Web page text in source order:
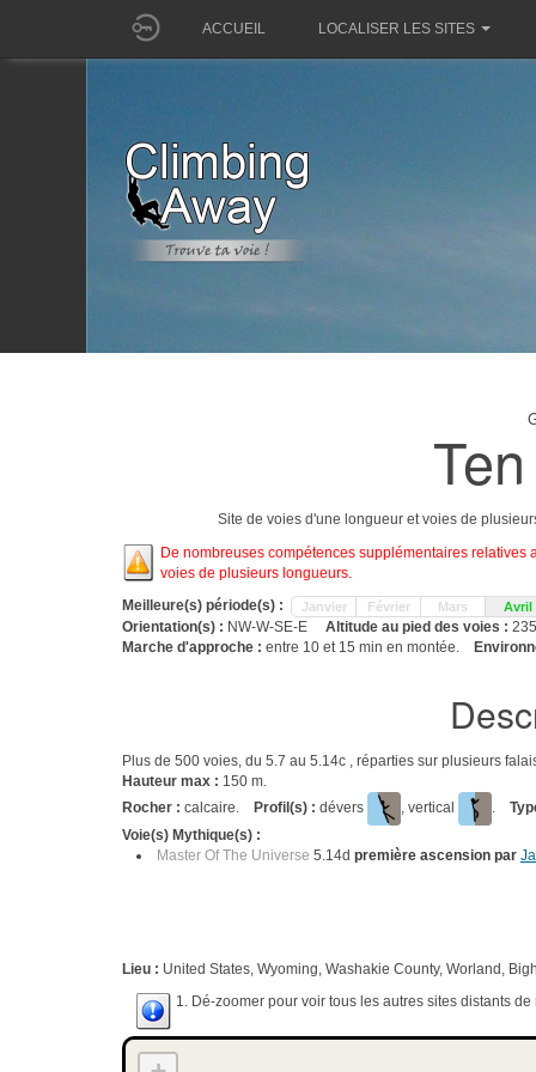
ACCUEIL LOCALISER LES SITES
Site de voies d'une longueur et voies de
De nombreuses compétences supplémentaires
voies de plusieurs longueurs.
Meilleure(s) période(s) :
Janvier Février Mars Avril
Orientation(s) : NW-W-SE-E Altitude au pied des voies :
Marche d'approche : entre 10 et 15 min en montée.
Plus de 500 voies, du 5.7 au 5.14c , réparties sur plusieurs
Hauteur max : 150 m.
Rocher : calcaire. Profil(s) : dévers , vertical .
Voie(s) Mythique(s) :
Master Of The Universe 5.14d première ascension par
Lieu : United States, Wyoming, Washakie County, Worland,
1. Dé-zoomer pour voir tous les autres sites distants